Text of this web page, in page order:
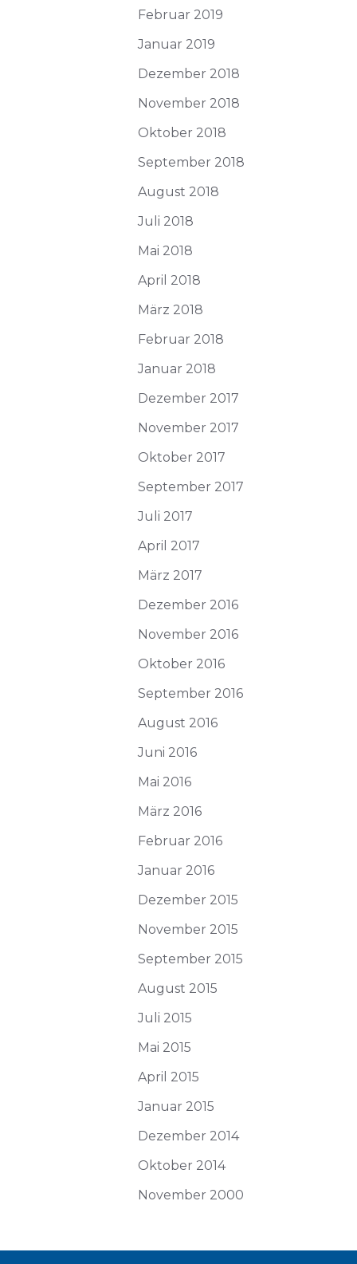
Februar 2019
Januar 2019
Dezember 2018
November 2018
Oktober 2018
September 2018
August 2018
Juli 2018
Mai 2018
April 2018
März 2018
Februar 2018
Januar 2018
Dezember 2017
November 2017
Oktober 2017
September 2017
Juli 2017
April 2017
März 2017
Dezember 2016
November 2016
Oktober 2016
September 2016
August 2016
Juni 2016
Mai 2016
März 2016
Februar 2016
Januar 2016
Dezember 2015
November 2015
September 2015
August 2015
Juli 2015
Mai 2015
April 2015
Januar 2015
Dezember 2014
Oktober 2014
November 2000